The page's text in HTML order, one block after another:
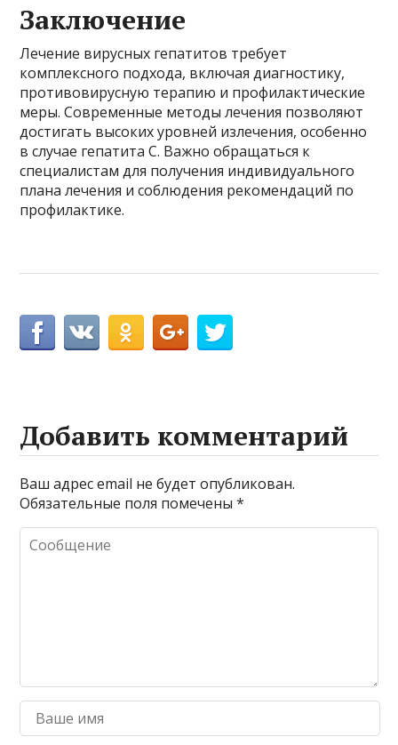
Заключение
Лечение вирусных гепатитов требует
комплексного подхода, включая диагностику,
противовирусную терапию и профилактические
меры. Современные методы лечения позволяют
достигать высоких уровней излечения, особенно
в случае гепатита C. Важно обращаться к
специалистам для получения индивидуального
плана лечения и соблюдения рекомендаций по
профилактике.
Добавить комментарий
Ваш адрес email не будет опубликован.
Обязательные поля помечены*